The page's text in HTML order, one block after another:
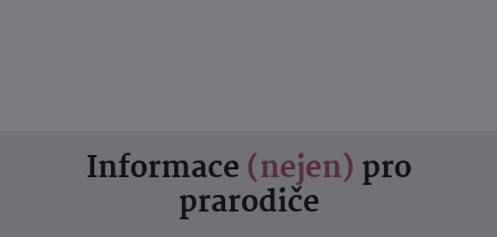
Informace (nejen) pro
prarodiče